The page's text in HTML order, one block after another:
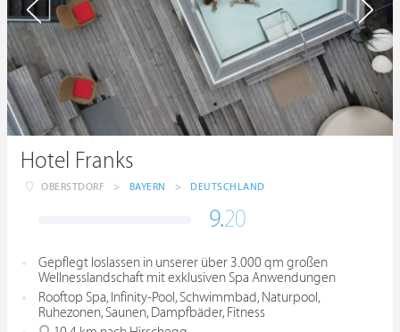
Hotel Franks
OBERSTDORF > BAYERN > DEUTSCHLAND
9.20
Gepflegt loslassen in unserer über 3.000 qm großen
Wellnesslandschaft mit exklusiven Spa Anwendungen
Rooftop Spa, Infinity-Pool, Schwimmbad, Naturpool,
Ruhezonen, Saunen, Dampfbäder, Fitness